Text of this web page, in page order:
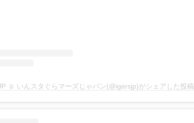
☺︎ いんスタぐらマーズじゃパン(@igersjp)がシェアした投稿